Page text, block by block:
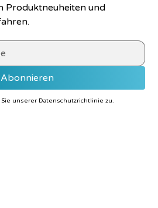
Produktneuheiten und
unserer Datenschutzrichtlinie zu.